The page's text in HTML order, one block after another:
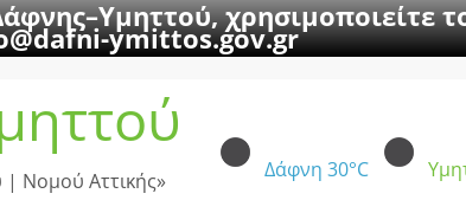
ymittos.gov.gr
Δάφνη 30°C
| Νομού Αττικής»